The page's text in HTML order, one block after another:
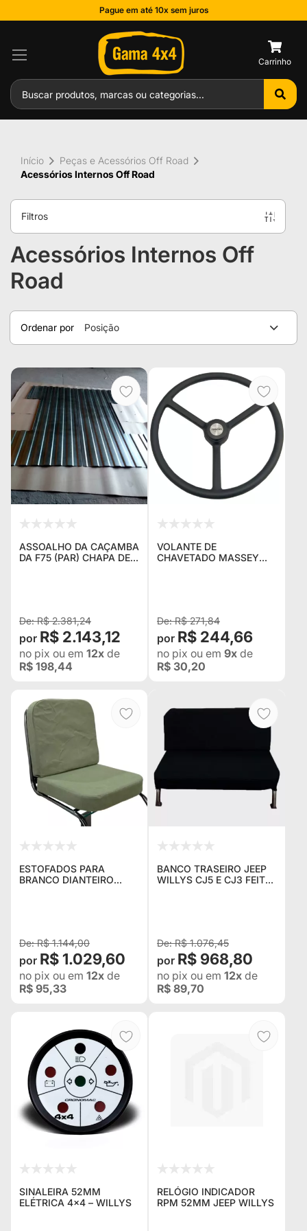
Pague em até 10x sem juros
Acessórios Internos Off
Road
Ordenar por Posição
ASSOALHO DA CAÇAMBA
DA F75 (PAR) CHAPA DE
R$ 2.381,24
R$ 2.143,12
no pix ou em 12x de
R$ 198,44
VOLANTE DE
CHAVETADO MASSEY
R$ 271,84
R$ 244,66
no pix ou em 9x de
R$ 30,20
ESTOFADOS PARA
BRANCO DIANTEIRO
R$ 1.144,00
R$ 1.029,60
no pix ou em 12x de
R$ 95,33
BANCO TRASEIRO JEEP
WILLYS CJ5 E CJ3 FEITO
R$ 1.076,45
R$ 968,80
no pix ou em 12x de
R$ 89,70
SINALEIRA 52MM
ELÉTRICA 4×4 – WILLYS
RELÓGIO INDICADOR
RPM 52MM JEEP WILLYS
Início
Peças e Acessórios Off Road
Acessórios Internos Off Road
Filtros